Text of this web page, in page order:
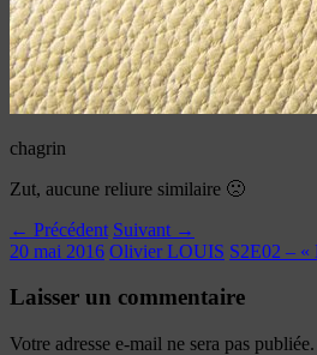
chagrin
Zut, aucune reliure similaire 🙁
← Précédent Suivant →
20 mai 2016 Olivier LOUIS S2E02 – «
Laisser un commentaire
Votre adresse e-mail ne sera pas publiée.